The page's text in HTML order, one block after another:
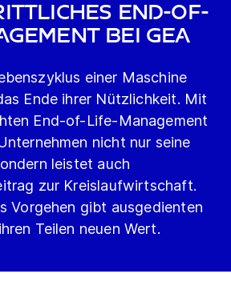
End-of-
bei GEA
einer Maschine
Ende ihrer Nützlichkeit. Mit
End-of-Life-Management
nicht nur seine
leistet auch
zur Kreislaufwirtschaft.
Vorgehen gibt ausgedienten
Teilen neuen Wert.